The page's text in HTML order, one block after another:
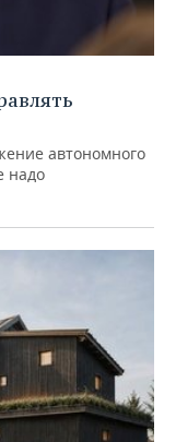
автономного
надо